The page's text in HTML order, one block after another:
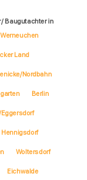
/ Baugutachter in
Werneuchen
Land
Nordbahn
Berlin
Hennigsdorf
Woltersdorf
Eichwalde